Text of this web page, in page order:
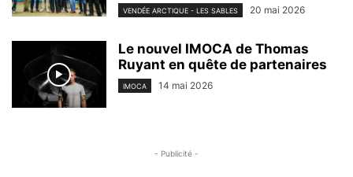
VENDÉE ARCTIQUE - LES SABLES 20 mai 2026
Le nouvel IMOCA de Thomas
Ruyant en quête de partenaires
IMOCA 14 mai 2026
- Publicité -